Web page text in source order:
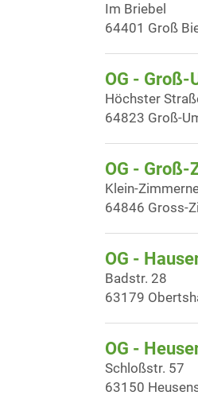
Im Briebel
64401 Groß
OG - Groß-
Höchster
64823 Groß-
OG - Groß-
Klein-
64846 Gross-
OG -
Badstr. 28
63179
OG -
Schloßstr. 57
63150